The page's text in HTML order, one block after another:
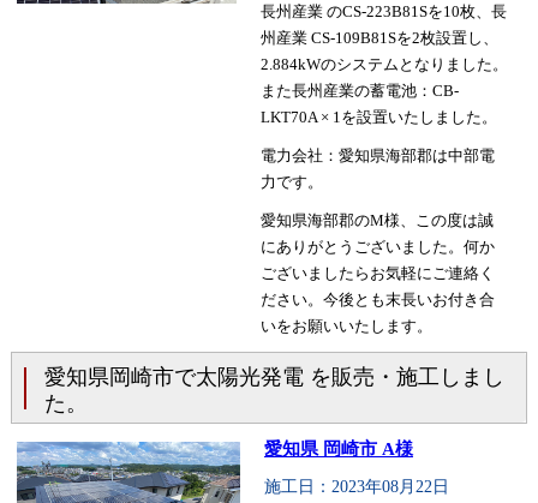
長州産業 のCS-223B81Sを10枚、長
州産業 CS-109B81Sを2枚設置し、
2.884kWのシステムとなりました。
また長州産業の蓄電池：CB-
LKT70A × 1を設置いたしました。
電力会社：愛知県海部郡は中部電
力です。
愛知県海部郡のM様、この度は誠
にありがとうございました。何か
ございましたらお気軽にご連絡く
ださい。今後とも末長いお付き合
いをお願いいたします。
愛知県岡崎市で太陽光発電 を販売・施工しまし
た。
愛知県 岡崎市 A様
施工日：2023年08月22日